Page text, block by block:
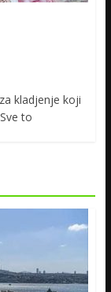
kladjenje koji
to